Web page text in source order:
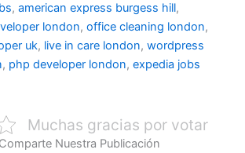
, american express burgess hill,
london, office cleaning london,
uk, live in care london, wordpress
, php developer london, expedia jobs
Muchas gracias por votar
Nuestra Publicación